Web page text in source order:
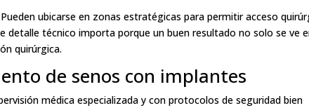
ubicarse en zonas estratégicas para permitir acceso
detalle técnico importa porque un buen resultado no solo se ve
quirúrgica.
de senos con implantes
médica especializada y con protocolos de seguridad bien